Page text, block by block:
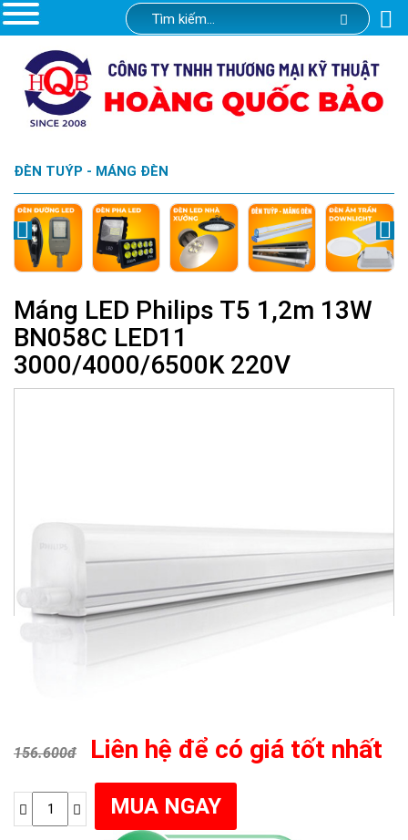
ĐÈN TUÝP - MÁNG ĐÈN
Máng LED Philips T5 1,2m 13W
BN058C LED11
3000/4000/6500K 220V
156.600đ Liên hệ để có giá tốt nhất